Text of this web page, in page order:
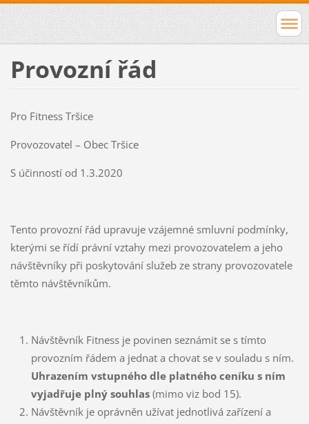
Provozní řád
Pro Fitness Tršice
Provozovatel – Obec Tršice
S účinností od 1.3.2020
Tento provozní řád upravuje vzájemné smluvní podmínky,
kterými se řídí právní vztahy mezi provozovatelem a jeho
návštěvníky při poskytování služeb ze strany provozovatele
těmto návštěvníkům.
Návštěvník Fitness je povinen seznámit se s tímto
provozním řádem a jednat a chovat se v souladu s ním.
Uhrazením vstupného dle platného ceníku s ním
vyjadřuje plný souhlas (mimo viz bod 15).
Návštěvník je oprávněn užívat jednotlivá zařízení a